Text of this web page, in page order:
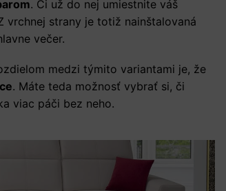
. Či už do nej umiestnite váš
strany je totiž nainštalovaná
večer.
medzi týmito variantami je, že
. Máte teda možnosť vybrať si, či
viac páči bez neho.